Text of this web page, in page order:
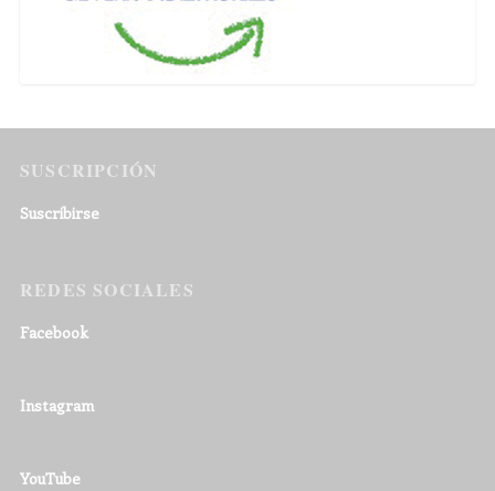
SUSCRIPCIÓN
Suscribirse
REDES SOCIALES
Facebook
Instagram
YouTube